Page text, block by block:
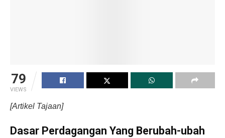
79
VIEWS
[Artikel Tajaan]
Dasar Perdagangan Yang Berubah-ubah